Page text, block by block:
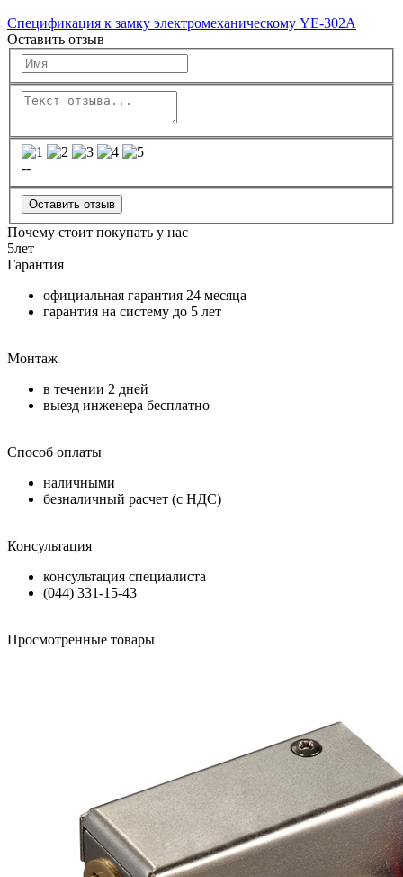
Спецификация к замку электромеханическому YE-302A
Оставить отзыв
--
Оставить отзыв
Почему стоит покупать у нас
5лет
Гарантия
официальная гарантия 24 месяца
гарантия на систему до 5 лет
Монтаж
в течении 2 дней
выезд инженера бесплатно
Способ оплаты
наличными
безналичный расчет (с НДС)
Консультация
консультация специалиста
(044) 331-15-43
Просмотренные товары